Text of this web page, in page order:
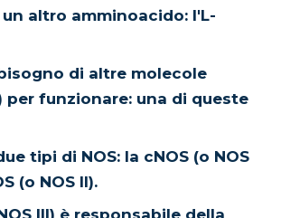
altro amminoacido: l'L-
di altre molecole
funzionare: una di queste
tipi di NOS: la cNOS (o NOS
(o NOS II).
III) è responsabile della